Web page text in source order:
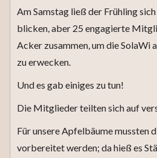
Am Samstag ließ der Frühling
blicken, aber 25 engagierte
Acker zusammen, um die SolaWi
zu erwecken.
Und es gab einiges zu tun!
Die Mitglieder teilten sich auf
Für unsere Apfelbäume mussten
vorbereitet werden; da hieß es